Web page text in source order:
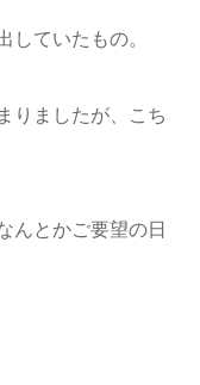
ていたもの。
りましたが、こち
んとかご要望の日